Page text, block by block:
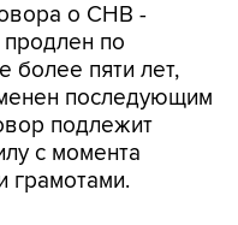
о СНВ -
по
более пяти лет,
последующим
подлежит
с момента
грамотами.